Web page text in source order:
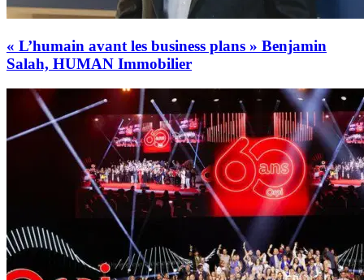
« L’humain avant les business plans » Benjamin
Salah, HUMAN Immobilier